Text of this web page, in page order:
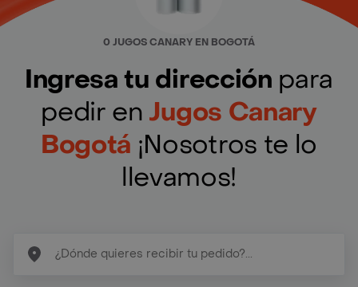
0 JUGOS CANARY EN BOGOTÁ
Ingresa tu dirección para
pedir en Jugos Canary
Bogotá ¡Nosotros te lo
llevamos!